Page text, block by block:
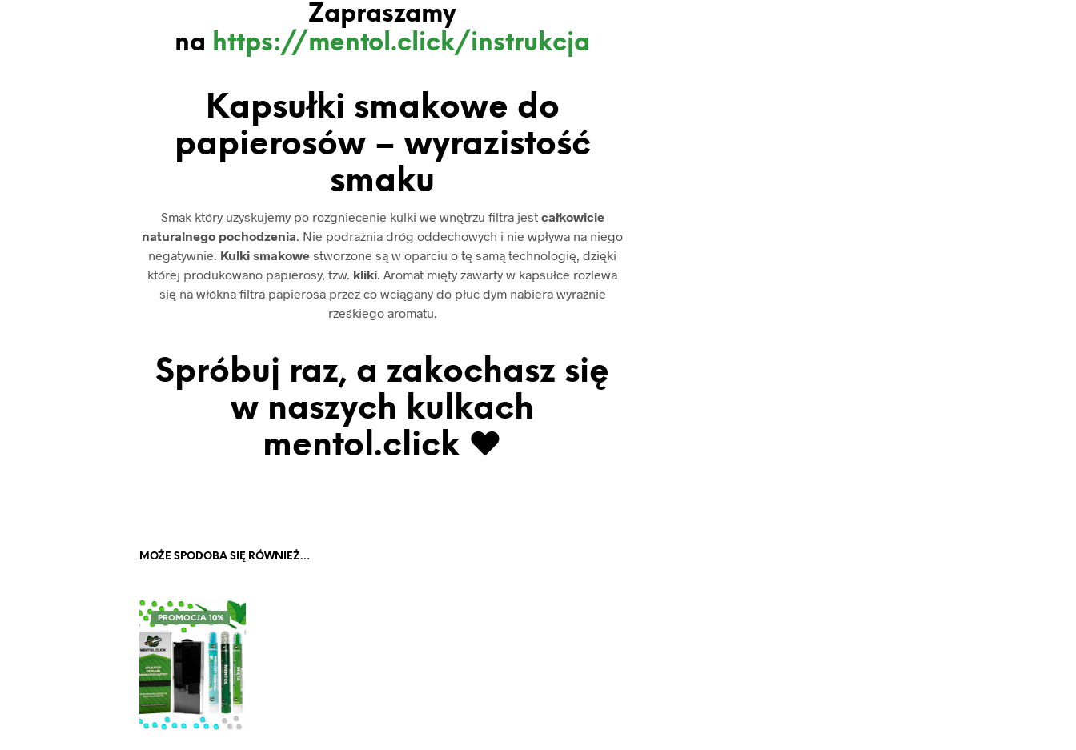
Zapraszamy
na https://mentol.click/instrukcja
Kapsułki smakowe do
papierosów – wyrazistość
smaku
Smak który uzyskujemy po rozgniecenie kulki we wnętrzu filtra jest całkowicie
naturalnego pochodzenia. Nie podrażnia dróg oddechowych i nie wpływa na niego
negatywnie. Kulki smakowe stworzone są w oparciu o tę samą technologię, dzięki
której produkowano papierosy, tzw. kliki. Aromat mięty zawarty w kapsułce rozlewa
się na włókna filtra papierosa przez co wciągany do płuc dym nabiera wyraźnie
rześkiego aromatu.
Spróbuj raz, a zakochasz się
w naszych kulkach
mentol.click ♥
MOŻE SPODOBA SIĘ RÓWNIEŻ…
PROMOCJA 10%